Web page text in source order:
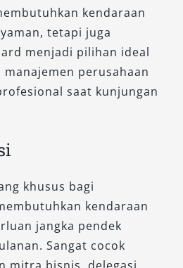
Cocok bagi Anda yang
mewah untuk
meeting
berkelas. Rental Alphard
salah satu yang paling
CVT
terbaru yang tidak
bakar tetapi juga
canggih untuk
maksimal. Sistem
kendaraan
tetapi juga
menjadi pilihan ideal
perusahaan
saat kunjungan
khusus bagi
kendaraan
jangka pendek
Sangat cocok